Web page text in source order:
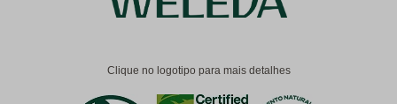
Clique no logotipo para mais detalhes